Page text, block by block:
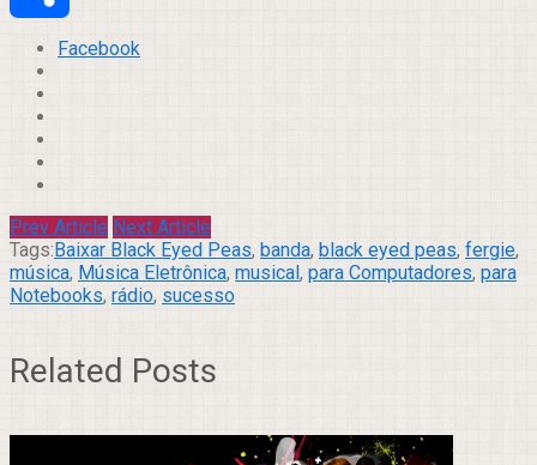
Compartilhar
Facebook
Prev Article Next Article
Tags:Baixar Black Eyed Peas, banda, black eyed peas, fergie,
música, Música Eletrônica, musical, para Computadores, para
Notebooks, rádio, sucesso
Related Posts